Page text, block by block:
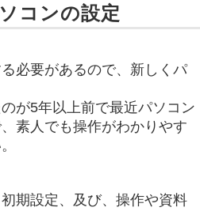
コンの設定
必要があるので、新しくパ
が5年以上前で最近パソコン
素人でも操作がわかりやす
期設定、及び、操作や資料